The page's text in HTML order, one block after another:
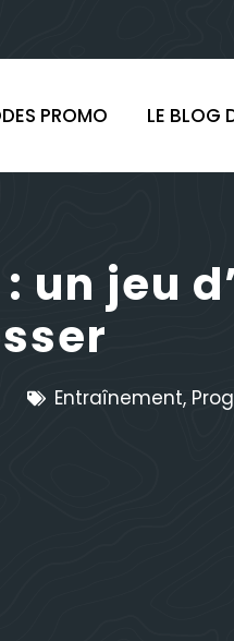
PROMO LE BLOG
: un jeu
Entraînement,